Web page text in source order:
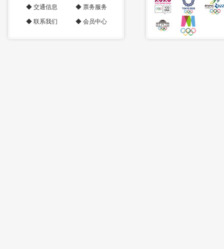
◆ 交通信息 ◆ 票务服务
◆ 联系我们 ◆ 会员中心